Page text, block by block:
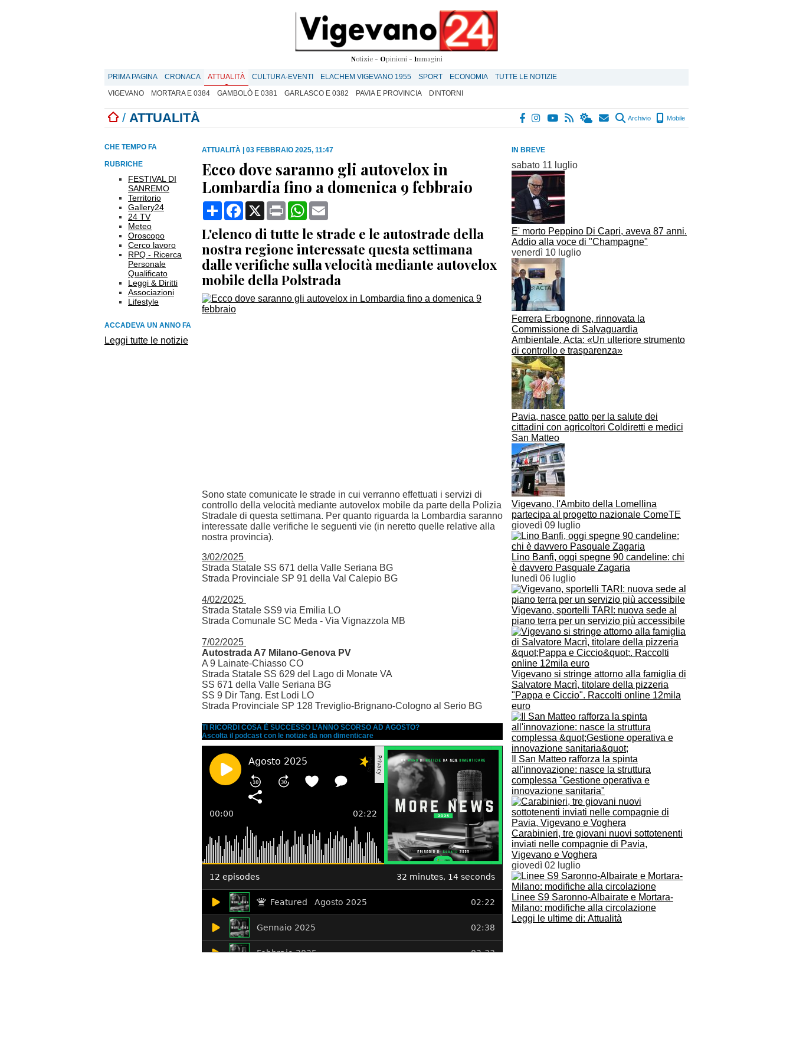
Notizie - Opinioni - Immagini
PRIMA PAGINA CRONACA ATTUALITÀ CULTURA-EVENTI ELACHEM VIGEVANO 1955 SPORT ECONOMIA
TUTTE LE NOTIZIE
VIGEVANO
MORTARA E 0384 GAMBOLÒ E 0381 GARLASCO E 0382 PAVIA E PROVINCIA DINTORNI
/ ATTUALITÀ Archivio Mobile
IN BREVE
sabato 11 luglio
E' morto Peppino Di Capri, aveva 87 anni.
Addio alla voce di "Champagne"
venerdì 10 luglio
Ferrera Erbognone, rinnovata la
Commissione di Salvaguardia
Ambientale. Acta: «Un ulteriore strumento
di controllo e trasparenza»
Pavia, nasce patto per la salute dei
cittadini con agricoltori Coldiretti e medici
San Matteo
Vigevano, l'Ambito della Lomellina
partecipa al progetto nazionale ComeTE
giovedì 09 luglio
Lino Banfi, oggi spegne 90 candeline: chi
è davvero Pasquale Zagaria
lunedì 06 luglio
Vigevano, sportelli TARI: nuova sede al
piano terra per un servizio più accessibile
Vigevano si stringe attorno alla famiglia di
Salvatore Macrì, titolare della pizzeria
"Pappa e Ciccio". Raccolti online 12mila
euro
Il San Matteo rafforza la spinta
all'innovazione: nasce la struttura
complessa "Gestione operativa e
innovazione sanitaria"
Carabinieri, tre giovani nuovi sottotenenti
inviati nelle compagnie di Pavia,
Vigevano e Voghera
giovedì 02 luglio
Linee S9 Saronno-Albairate e Mortara-
Milano: modifiche alla circolazione
Leggi le ultime di: Attualità
CHE TEMPO FA
RUBRICHE
FESTIVAL DI
SANREMO
Territorio
Gallery24
24 TV
Meteo
Oroscopo
Cerco lavoro
RPQ - Ricerca
Personale
Qualificato
Leggi & Diritti
Associazioni
Lifestyle
ACCADEVA UN ANNO FA
Leggi tutte le notizie
ATTUALITÀ 03 FEBBRAIO 2025, 11:47
Ecco dove saranno gli autovelox in
Lombardia fino a domenica 9 febbraio
CondividiFacebook
X Print WhatsApp
L'elenco di tutte le strade e le autostrade della
nostra regione interessate questa settimana
dalle verifiche sulla velocità mediante autovelox
mobile della Polstrada
Sono state comunicate le strade in cui verranno effettuati i servizi di
controllo della velocità mediante autovelox mobile da parte della Polizia
Stradale di questa settimana. Per quanto riguarda la Lombardia saranno
interessate dalle verifiche le seguenti vie (in neretto quelle relative alla
nostra provincia).
3/02/2025
Strada Statale SS 671 della Valle Seriana BG
Strada Provinciale SP 91 della Val Calepio BG
4/02/2025
Strada Statale SS9 via Emilia LO
Strada Comunale SC Meda - Via Vignazzola MB
7/02/2025
Autostrada A7 Milano-Genova PV
A 9 Lainate-Chiasso CO
Strada Statale SS 629 del Lago di Monate VA
SS 671 della Valle Seriana BG
SS 9 Dir Tang. Est Lodi LO
Strada Provinciale SP 128 Treviglio-Brignano-Cologno al Serio BG
TI RICORDI COSA È SUCCESSO L’ANNO SCORSO AD AGOSTO?
Ascolta il podcast con le notizie da non dimenticare